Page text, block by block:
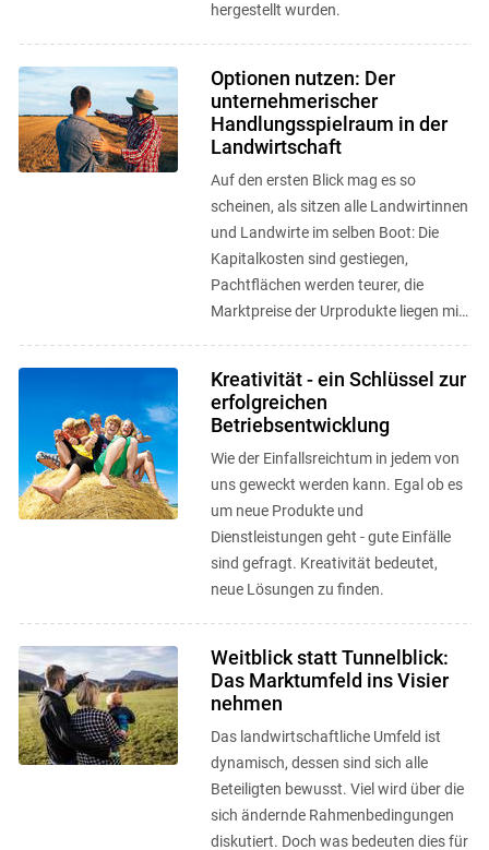
hergestellt wurden.
Optionen nutzen: Der
unternehmerischer
Handlungsspielraum in der
Landwirtschaft
Auf den ersten Blick mag es so
scheinen, als sitzen alle Landwirtinnen
und Landwirte im selben Boot: Die
Kapitalkosten sind gestiegen,
Pachtflächen werden teurer, die
Marktpreise der Urprodukte liegen mit
Kreativität - ein Schlüssel zur
erfolgreichen
Betriebsentwicklung
Wie der Einfallsreichtum in jedem von
uns geweckt werden kann. Egal ob es
um neue Produkte und
Dienstleistungen geht - gute Einfälle
sind gefragt. Kreativität bedeutet,
neue Lösungen zu finden.
Weitblick statt Tunnelblick:
Das Marktumfeld ins Visier
nehmen
Das landwirtschaftliche Umfeld ist
dynamisch, dessen sind sich alle
Beteiligten bewusst. Viel wird über die
sich ändernde Rahmenbedingungen
diskutiert. Doch was bedeuten dies für